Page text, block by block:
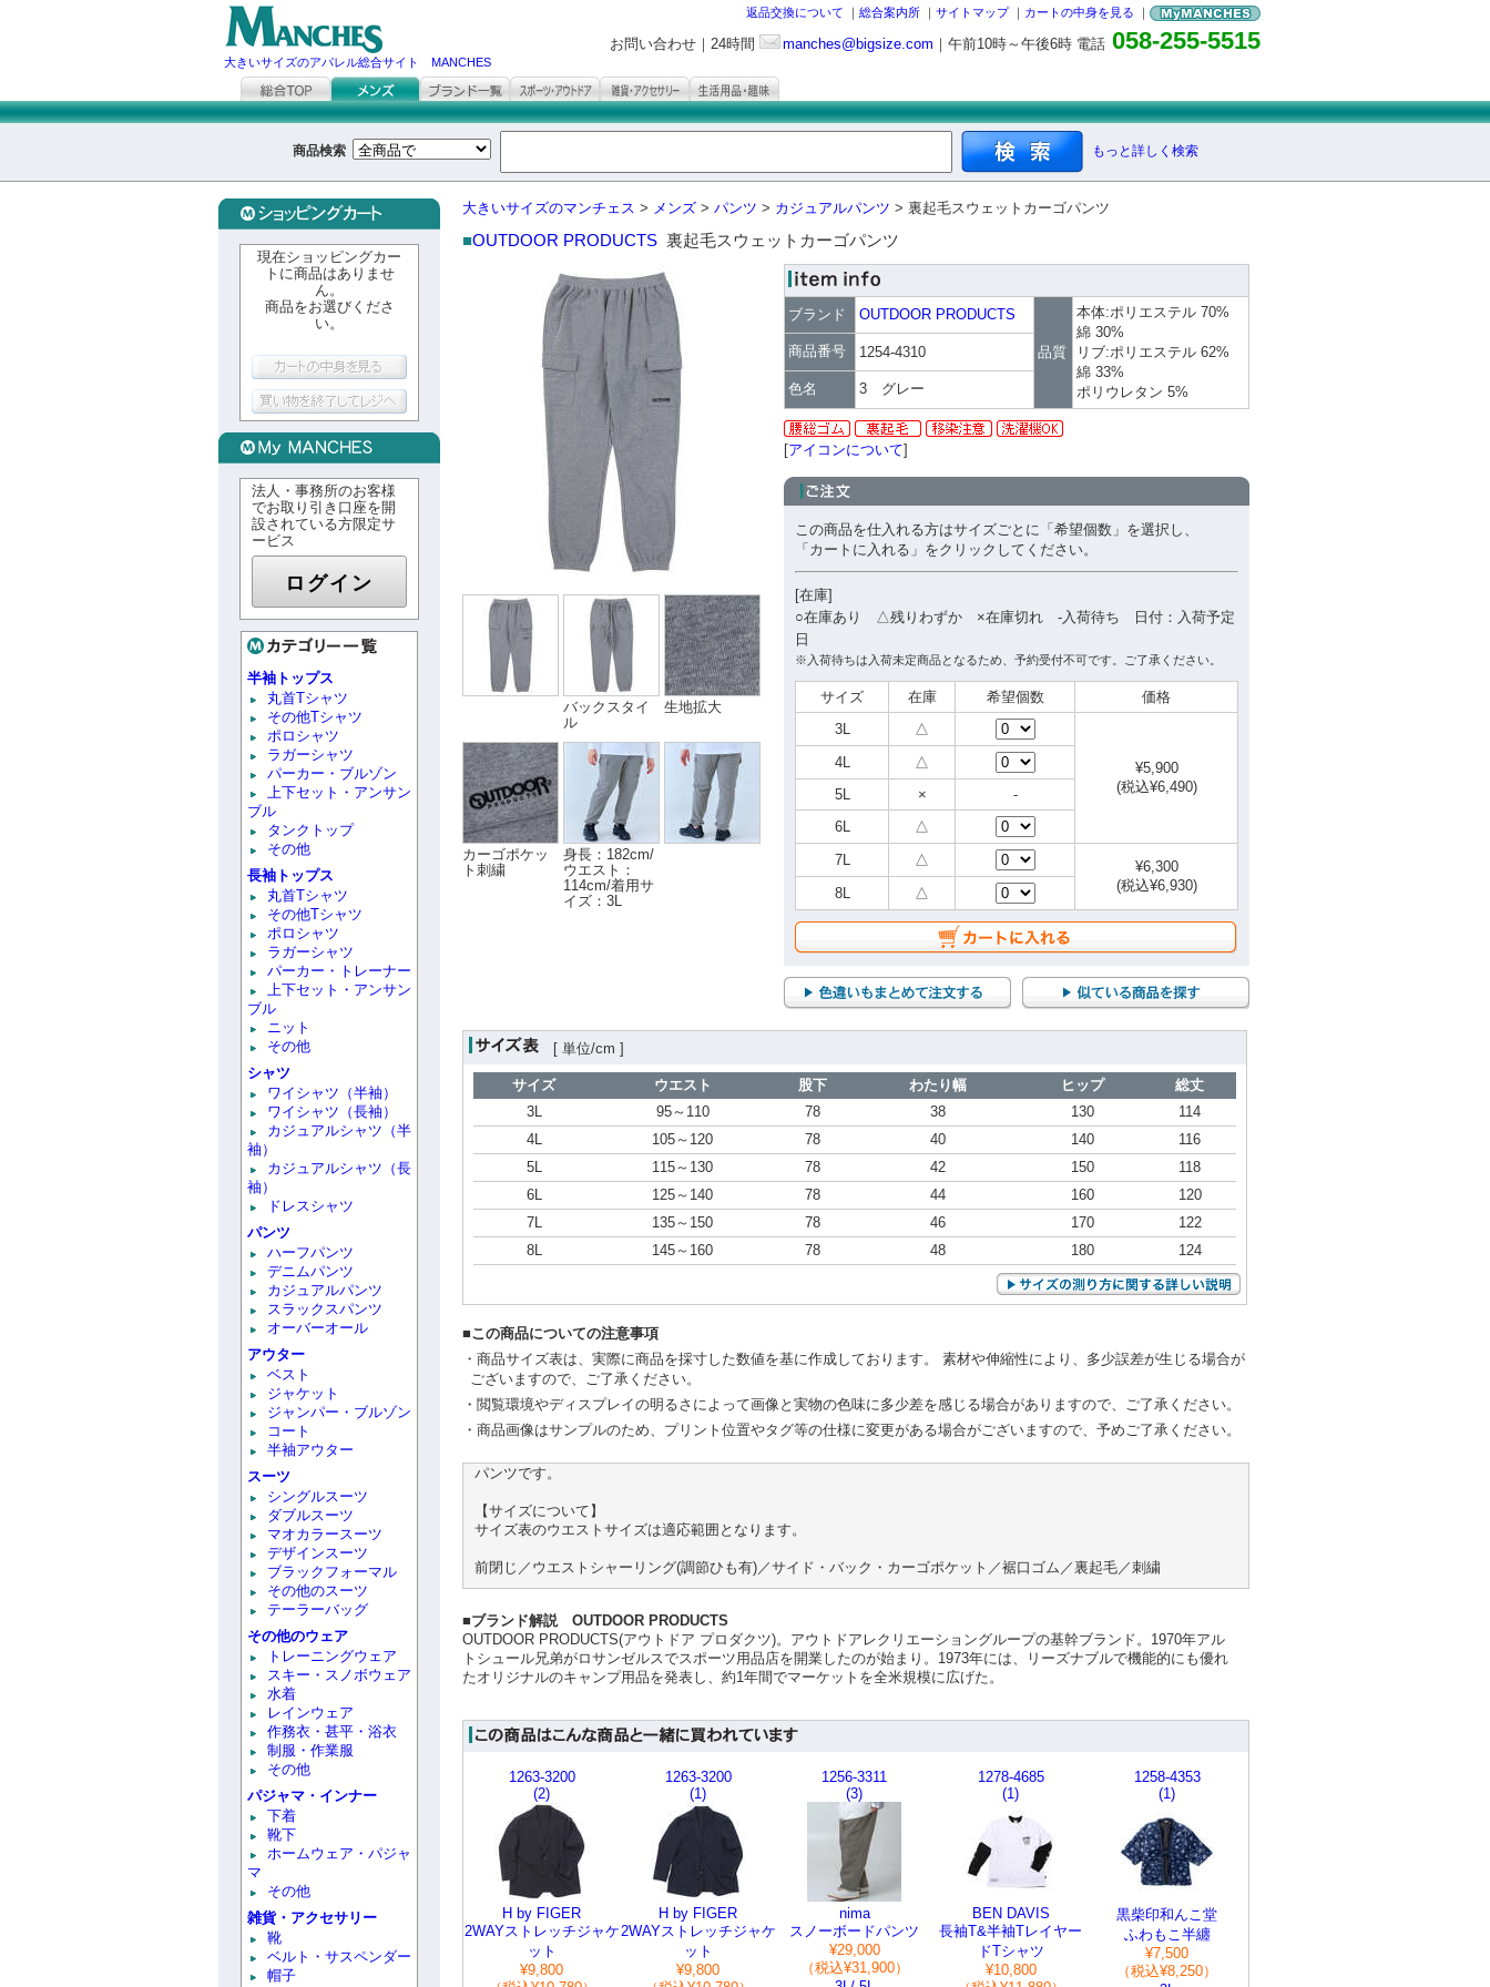
大きいサイズのアパレル総合サイト MANCHES
カートの中身を見る ｜
サイトマップ｜
総合案内所 ｜
返品交換について ｜
お問い合わせ｜24時間 manches@bigsize.com ｜午前10時～午後6時 電話 058-255-5515
商品検索 もっと詳しく検索
大きいサイズのマンチェス > メンズ > パンツ > カジュアルパンツ > 裏起毛スウェットカーゴパンツ
■OUTDOOR PRODUCTS 裏起毛スウェットカーゴパンツ
バックスタイ
ル
生地拡大
カーゴポケッ
ト刺繍
身長：182cm/
ウエスト：
114cm/着用サ
イズ：3L
ブランド OUTDOOR PRODUCTS
品質
本体:ポリエステル 70%
綿 30%
リブ:ポリエステル 62%
綿 33%
ポリウレタン 5%
商品番号 1254-4310
色名 3 グレー
[アイコンについて]
この商品を仕入れる方はサイズごとに「希望個数」を選択し、
「カートに入れる」をクリックしてください。
[在庫]
○在庫あり △残りわずか ×在庫切れ -入荷待ち 日付：入荷予定
日
※入荷待ちは入荷未定商品となるため、予約受付不可です。ご了承ください。
サイズ 在庫 希望個数
価格
3L
△
¥5,900
(税込¥6,490)
4L
△
5L
×
-
6L
△
7L
△
¥6,300
(税込¥6,930)
8L △
[ 単位/cm ]
サイズ ウエスト 股下 わたり幅 ヒップ
総丈
3L
95～110 78 38 130
114
4L
105～120 78 40 140
116
5L
115～130 78 42 150
118
6L
125～140 78 44 160
120
7L
135～150 78 46 170
122
8L
145～160 78 48 180 124
■この商品についての注意事項
・商品サイズ表は、実際に商品を採寸した数値を基に作成しております。 素材や伸縮性により、多少誤差が生じる場合が
ございますので、ご了承ください。
・閲覧環境やディスプレイの明るさによって画像と実物の色味に多少差を感じる場合がありますので、ご了承ください。
・商品画像はサンプルのため、プリント位置やタグ等の仕様に変更がある場合がございますので、予めご了承ください。
パンツです。
【サイズについて】
サイズ表のウエストサイズは適応範囲となります。
前閉じ／ウエストシャーリング(調節ひも有)／サイド・バック・カーゴポケット／裾口ゴム／裏起毛／刺繍
■ブランド解説 OUTDOOR PRODUCTS
OUTDOOR PRODUCTS(アウトドア プロダクツ)。アウトドアレクリエーショングループの基幹ブランド。1970年アル
トシュール兄弟がロサンゼルスでスポーツ用品店を開業したのが始まり。1973年には、リーズナブルで機能的にも優れ
たオリジナルのキャンプ用品を発表し、約1年間でマーケットを全米規模に広げた。
1263-3200
(2)
H by FIGER
2WAYストレッチジャケ
ット
¥9,800
1263-3200
(1)
H by FIGER
2WAYストレッチジャケ
ット
¥9,800
1256-3311
(3)
nima
スノーボードパンツ
¥29,000
（税込¥31,900）
1278-4685
(1)
BEN DAVIS
長袖T&半袖Tレイヤー
ドTシャツ
¥10,800
1258-4353
(1)
黒柴印和んこ堂
ふわもこ半纏
¥7,500
（税込¥8,250）
現在ショッピングカー
トに商品はありませ
ん。
商品をお選びくださ
い。
法人・事務所のお客様
でお取り引き口座を開
設されている方限定サ
ービス
ログイン
半袖トップス
丸首Tシャツ
その他Tシャツ
ポロシャツ
ラガーシャツ
パーカー・ブルゾン
上下セット・アンサン
ブル
タンクトップ
その他
長袖トップス
丸首Tシャツ
その他Tシャツ
ポロシャツ
ラガーシャツ
パーカー・トレーナー
上下セット・アンサン
ブル
ニット
その他
シャツ
ワイシャツ（半袖）
ワイシャツ（長袖）
カジュアルシャツ（半
袖）
カジュアルシャツ（長
袖）
ドレスシャツ
パンツ
ハーフパンツ
デニムパンツ
カジュアルパンツ
スラックスパンツ
オーバーオール
アウター
ベスト
ジャケット
ジャンパー・ブルゾン
コート
半袖アウター
スーツ
シングルスーツ
ダブルスーツ
マオカラースーツ
デザインスーツ
ブラックフォーマル
その他のスーツ
テーラーバッグ
その他のウェア
トレーニングウェア
スキー・スノボウェア
水着
レインウェア
作務衣・甚平・浴衣
制服・作業服
その他
パジャマ・インナー
下着
靴下
ホームウェア・パジャ
マ
その他
雑貨・アクセサリー
靴
ベルト・サスペンダー
帽子